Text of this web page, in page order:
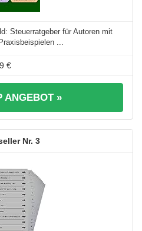
Steuerratgeber für Autoren mit
...
€
ANGEBOT »
3